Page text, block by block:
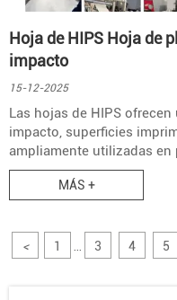
Hoja de HIPS Hoja de
impacto
15-12-2025
Las hojas de HIPS
impacto, superficies
ampliamente utilizadas en
electrodomésticos y
MÁS +
< 1 3 4 5